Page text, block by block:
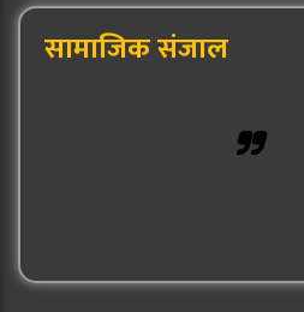
सामाजिक संजाल